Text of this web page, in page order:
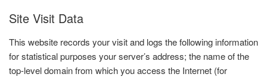
Site Visit Data
This website records your visit and logs the following information
for statistical purposes your server’s address; the name of the
top-level domain from which you access the Internet (for